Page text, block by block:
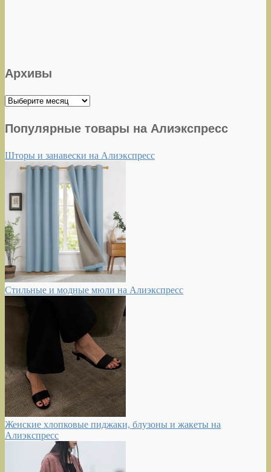
Архивы
Архивы
Популярные товары на Алиэкспресс
Шторы и занавески на Алиэкспресс
Стильные и модные мюли на Алиэкспресс
Женские хлопковые пиджаки, блузоны и жакеты на
Алиэкспресс